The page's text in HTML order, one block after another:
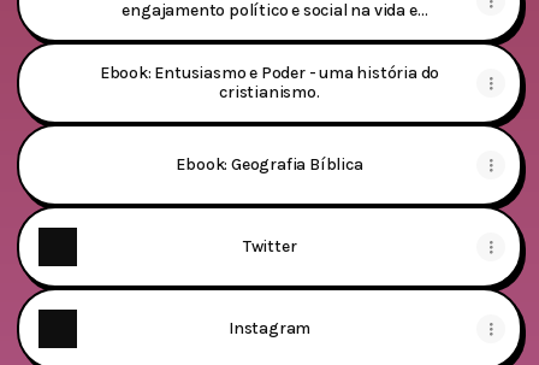
engajamento político e social na vida e
Ebook: Entusiasmo e Poder - uma história do
cristianismo.
Ebook: Geografia Bíblica
Twitter
Instagram